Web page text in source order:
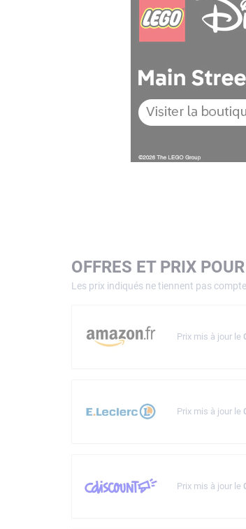
OFFRES ET PRIX
Les prix indiqués ne tiennent pas
Prix mis à jour le
Prix mis à jour le
Prix mis à jour le